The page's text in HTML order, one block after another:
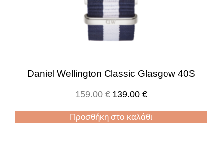
Daniel Wellington Classic Glasgow 40S
159.00€ 139.00 €
Προσθήκη στο καλάθι